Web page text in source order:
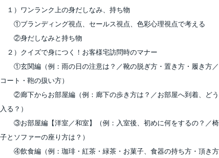
１）ワンランク上の身だしなみ、持ち物
①ブランディング視点、セールス視点、色彩心理視点で考える
②身だしなみと持ち物
２）クイズで身につく！お客様宅訪問時のマナー
①玄関編（例：雨の日の注意は？／靴の脱ぎ方・置き方・履き方／
コート・鞄の扱い方）
②廊下からお部屋編（例：廊下の歩き方は？／お部屋へ到着、どう
入る？）
③お部屋編【洋室／和室】（例：入室後、初めに何をするの？／椅
子とソファーの座り方は？）
④飲食編（例：珈琲・紅茶・緑茶・お菓子、食器の持ち方・頂き方